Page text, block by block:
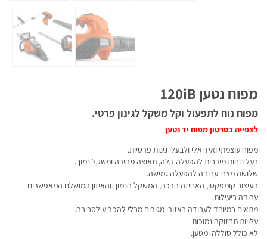
מפוח נטען 120iB
מפוח נוח לתפעול וקל משקל לגינון פרטי.
לצפייה בסרטון מפוח יד נטען
מפוח עוצמתי ואידיאלי ולבעלי גינות פרטיות.
בעל נוחות מירבית להפעלה קלה, תאוצה מהירה ומשקל נמוך.
שלושה מצבי עבודה להפעלה גמישה.
העיצוב קומפקטי, האחיזה הרכה, המשקל הנמוך והאיזון המושלם המאפשרים
עבודה ביעילות.
מתאים במיוחד לעבודה באזורי מגורים מבלי להפריע לסביבה.
עלויות תחזוקה נמוכות.
לא כולל סוללה ומטען.